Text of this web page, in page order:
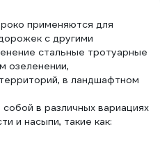
применяются для
с другими
стальные тротуарные
озеленении,
в ландшафтном
в различных вариациях
и насыпи, такие как: